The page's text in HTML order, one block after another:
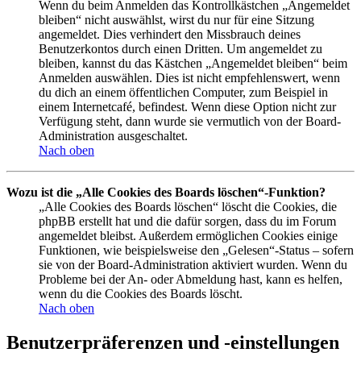
Wenn du beim Anmelden das Kontrollkästchen „Angemeldet
bleiben“ nicht auswählst, wirst du nur für eine Sitzung
angemeldet. Dies verhindert den Missbrauch deines
Benutzerkontos durch einen Dritten. Um angemeldet zu
bleiben, kannst du das Kästchen „Angemeldet bleiben“ beim
Anmelden auswählen. Dies ist nicht empfehlenswert, wenn
du dich an einem öffentlichen Computer, zum Beispiel in
einem Internetcafé, befindest. Wenn diese Option nicht zur
Verfügung steht, dann wurde sie vermutlich von der Board-
Administration ausgeschaltet.
Nach oben
Wozu ist die „Alle Cookies des Boards löschen“-Funktion?
„Alle Cookies des Boards löschen“ löscht die Cookies, die
phpBB erstellt hat und die dafür sorgen, dass du im Forum
angemeldet bleibst. Außerdem ermöglichen Cookies einige
Funktionen, wie beispielsweise den „Gelesen“-Status – sofern
sie von der Board-Administration aktiviert wurden. Wenn du
Probleme bei der An- oder Abmeldung hast, kann es helfen,
wenn du die Cookies des Boards löscht.
Nach oben
Benutzerpräferenzen und -einstellungen